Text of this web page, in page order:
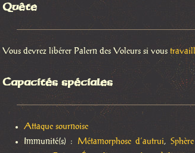
Quête
Vous devrez libérer Palern des Voleurs si vous
Capacités spéciales
Attaque sournoise
Immunité(s) : Métamorphose d’autrui,